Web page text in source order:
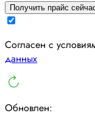
Получить прайс
Cогласен с
данных
Обновлен: